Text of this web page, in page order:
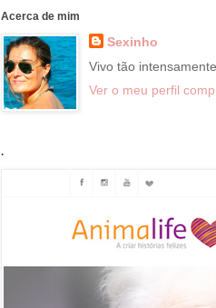
Acerca de mim
Sexinho
Vivo tão
Ver o meu perfil
.